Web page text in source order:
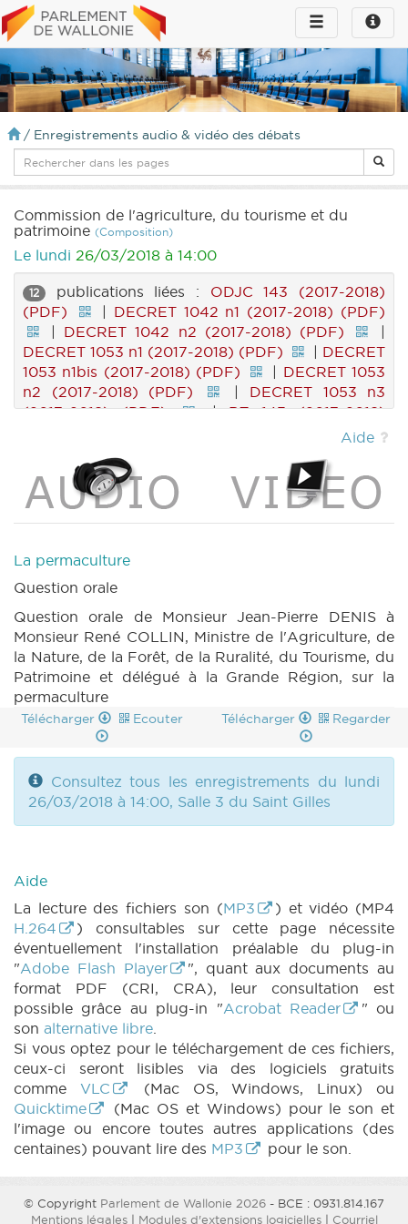
Toggle
infos
Toggle
navigation
/ Enregistrements audio & vidéo des débats
Commission de l'agriculture, du tourisme et du
patrimoine (Composition)
Le lundi 26/03/2018 à 14:00
12 publications liées : ODJC 143 (2017-2018)
(PDF)
| DECRET 1042 n1 (2017-2018) (PDF)
| DECRET 1042 n2 (2017-2018) (PDF)
|
DECRET 1053 n1 (2017-2018) (PDF)
| DECRET
1053 n1bis (2017-2018) (PDF)
| DECRET 1053
n2 (2017-2018) (PDF)
| DECRET 1053 n3
(2017-2018) (PDF)
|BT 143 (2017-2018)
|
1069 n1 (2017-2018) (PDF)
|CRIC 119 (2017-
2018) (PDF)
Aide
La permaculture
Question orale
Question orale de Monsieur Jean-Pierre DENIS à
Monsieur René COLLIN, Ministre de l'Agriculture, de
la Nature, de la Forêt, de la Ruralité, du Tourisme, du
Patrimoine et délégué à la Grande Région, sur la
permaculture
Télécharger Ecouter Télécharger Regarder
Consultez tous les enregistrements du lundi
26/03/2018 à 14:00, Salle 3 du Saint Gilles
Aide
La lecture des fichiers son (MP3
) et vidéo (MP4
H.264
) consultables sur cette page nécessite
éventuellement l'installation préalable du plug-in
"Adobe Flash Player
", quant aux documents au
format PDF (CRI, CRA), leur consultation est
possible grâce au plug-in "Acrobat Reader
" ou
son alternative libre.
Si vous optez pour le téléchargement de ces fichiers,
ceux-ci seront lisibles via des logiciels gratuits
comme VLC
(Mac OS, Windows, Linux) ou
Quicktime
(Mac OS et Windows) pour le son et
l'image ou encore toutes autres applications (des
centaines) pouvant lire des MP3 pour le son.
© Copyright Parlement de Wallonie 2026 - BCE : 0931.814.167
Mentions légales| Modules d'extensions logicielles| Courriel